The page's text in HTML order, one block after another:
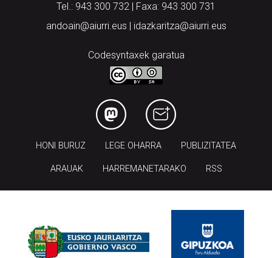
Tel.: 943 300 732 | Faxa: 943 300 731
andoain@aiurri.eus | idazkaritza@aiurri.eus
Codesyntaxek garatua
HONI BURUZ LEGE OHARRA PUBLIZITATEA
ARAUAK HARREMANETARAKO RSS